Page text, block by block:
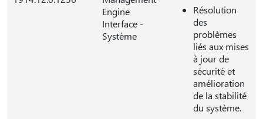
Engine
Interface -
Système
Résolution
des
problèmes
liés aux mises
à jour de
sécurité et
amélioration
de la stabilité
du système.